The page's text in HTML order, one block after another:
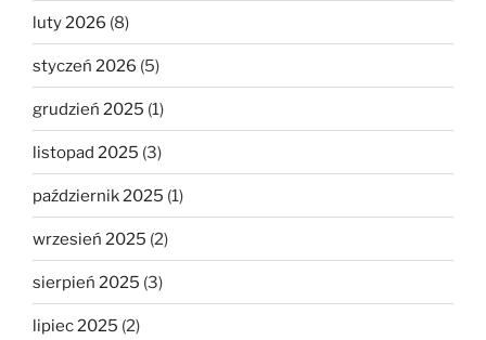
luty 2026 (8)
styczeń 2026 (5)
grudzień 2025 (1)
listopad 2025 (3)
październik 2025 (1)
wrzesień 2025 (2)
sierpień 2025 (3)
lipiec 2025 (2)